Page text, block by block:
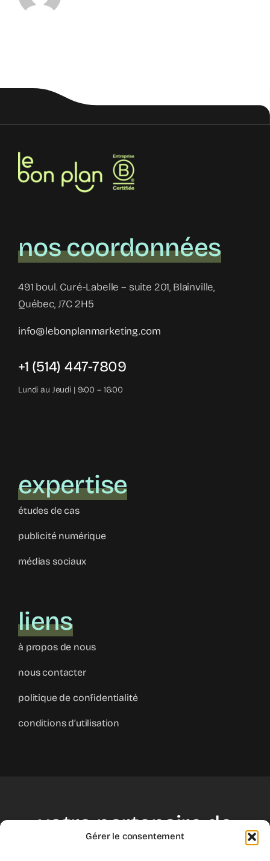
Gérer le consentement
nos coordonnées
491 boul. Curé-Labelle – suite 201, Blainville,
Québec, J7C 2H5
info@lebonplanmarketing.com
+1 (514) 447-7809
Lundi au Jeudi | 9:00 – 16:00
expertise
études de cas
publicité numérique
médias sociaux
liens
à propos de nous
nous contacter
politique de confidentialité
conditions d’utilisation
votre partenaire de